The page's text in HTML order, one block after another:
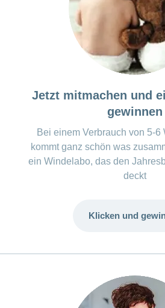
Jetzt mitmachen und
gewinnen
Bei einem Verbrauch von 5-6
kommt ganz schön was
ein Windelabo, das den
deckt
Klicken und